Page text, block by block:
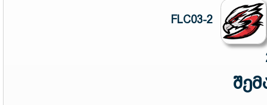
FLC03-2